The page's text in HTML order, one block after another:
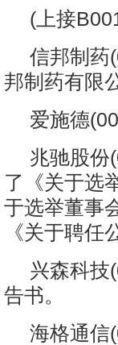
(上接
信邦制药
邦制药有限
爱施德
兆驰股份
了《关于选
于选举董事
《关于聘
兴森科技
告书。
海格通信